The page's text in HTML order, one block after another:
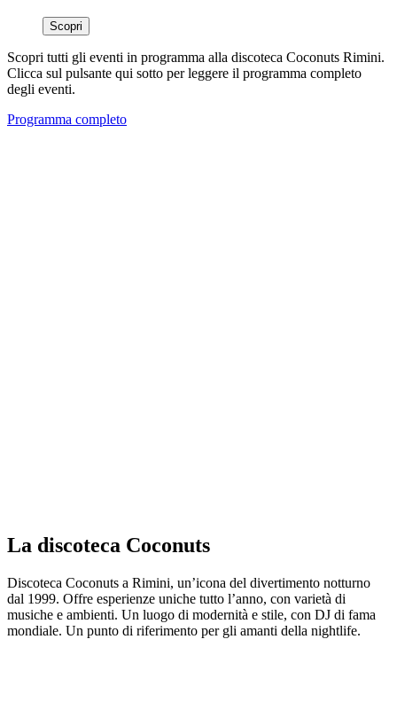
Scopri
Scopri tutti gli eventi in programma alla discoteca Coconuts Rimini.
Clicca sul pulsante qui sotto per leggere il programma completo
degli eventi.
Programma completo
La discoteca Coconuts
Discoteca Coconuts a Rimini, un’icona del divertimento notturno
dal 1999. Offre esperienze uniche tutto l’anno, con varietà di
musiche e ambienti. Un luogo di modernità e stile, con DJ di fama
mondiale. Un punto di riferimento per gli amanti della nightlife.